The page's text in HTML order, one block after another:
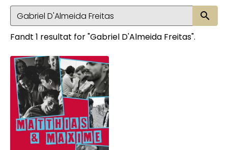
Fandt 1 resultat for "Gabriel D'Almeida Freitas".